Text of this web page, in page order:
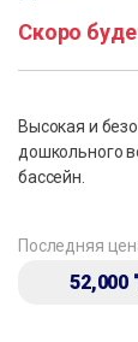
Скоро
Высокая и
дошкольного
бассейн.
Последняя
52,000